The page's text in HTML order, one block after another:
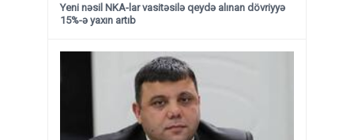
Yeni nəsil NKA-lar vasitəsilə qeydə alınan dövriyyə
15%-ə yaxın artıb